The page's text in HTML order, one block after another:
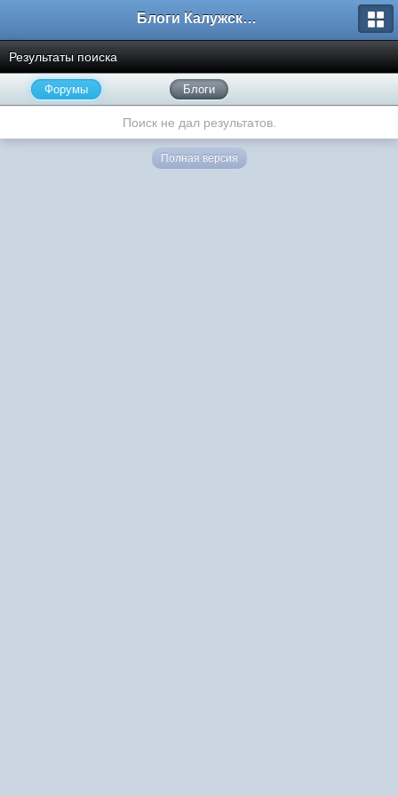
Блоги Калужского перекрестка
Результаты поиска
Форумы Блоги
Поиск не дал результатов.
Полная версия